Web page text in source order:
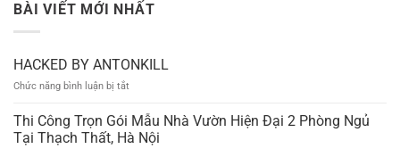
BÀI VIẾT MỚI NHẤT
HACKED BY ANTONKILL
Chức năng bình luận bị tắt
BY
ANTONKILL
Thi Công Trọn Gói Mẫu Nhà Vườn Hiện Đại 2 Phòng Ngủ
Tại Thạch Thất, Hà Nội